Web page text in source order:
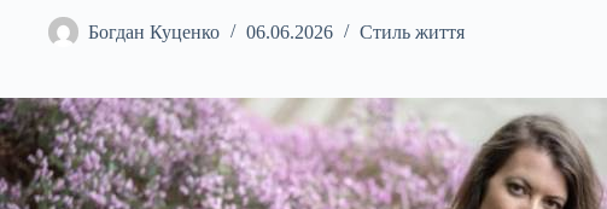
Богдан Куценко 06.06.2026 Стиль життя